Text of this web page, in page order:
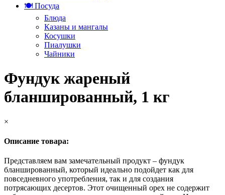
🍽️ Посуда
Блюда
Казаны и мангалы
Косушки
Пиалушки
Чайники
Фундук жареный
бланшированный, 1 кг
×
Описание товара:
Представляем вам замечательный продукт – фундук
бланшированный, который идеально подойдет как для
повседневного употребления, так и для создания
потрясающих десертов. Этот очищенный орех не содержит